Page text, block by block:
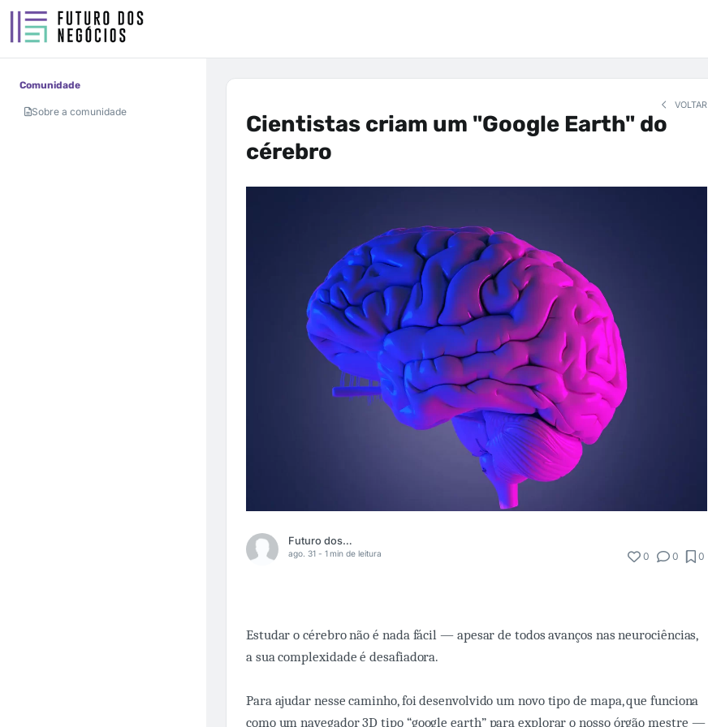
Comunidade
Sobre a comunidade
VOLTAR
Cientistas criam um "Google Earth" do
cérebro
Futuro dos Negócios
ago. 31 - 1 min de leitura 0 0 0
Estudar o cérebro não é nada fácil — apesar de todos avanços nas neurociências,
a sua complexidade é desafiadora.
Para ajudar nesse caminho, foi desenvolvido um novo tipo de mapa, que funciona
como um navegador 3D tipo “google earth” para explorar o nosso órgão mestre —